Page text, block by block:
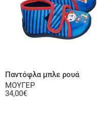
Παντόφλα μπλε ρουά
ΜΟΥΓΕΡ
34,00€